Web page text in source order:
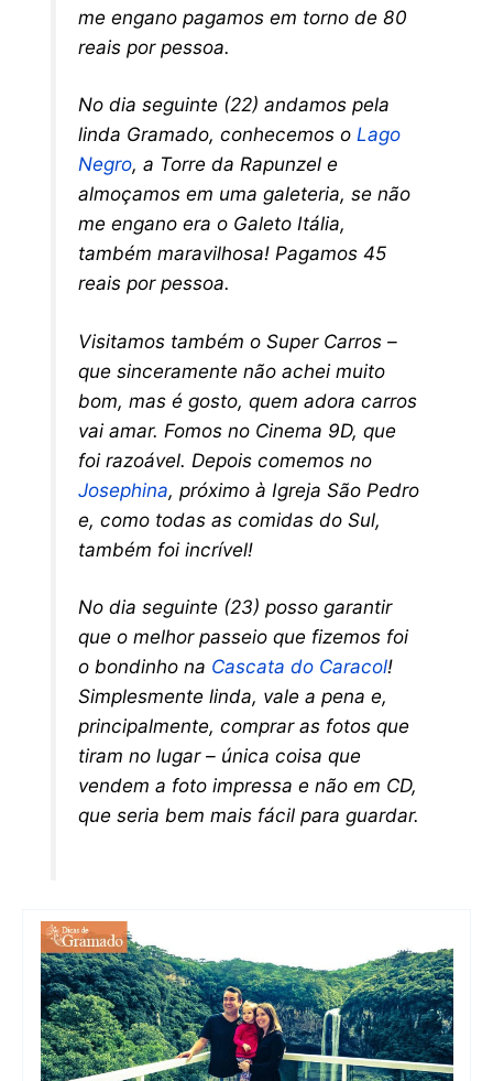
me engano pagamos em torno de 80
reais por pessoa.
No dia seguinte (22) andamos pela
linda Gramado, conhecemos o Lago
Negro, a Torre da Rapunzel e
almoçamos em uma galeteria, se não
me engano era o Galeto Itália,
também maravilhosa! Pagamos 45
reais por pessoa.
Visitamos também o Super Carros –
que sinceramente não achei muito
bom, mas é gosto, quem adora carros
vai amar. Fomos no Cinema 9D, que
foi razoável. Depois comemos no
Josephina, próximo à Igreja São Pedro
e, como todas as comidas do Sul,
também foi incrível!
No dia seguinte (23) posso garantir
que o melhor passeio que fizemos foi
o bondinho na Cascata do Caracol!
Simplesmente linda, vale a pena e,
principalmente, comprar as fotos que
tiram no lugar – única coisa que
vendem a foto impressa e não em CD,
que seria bem mais fácil para guardar.